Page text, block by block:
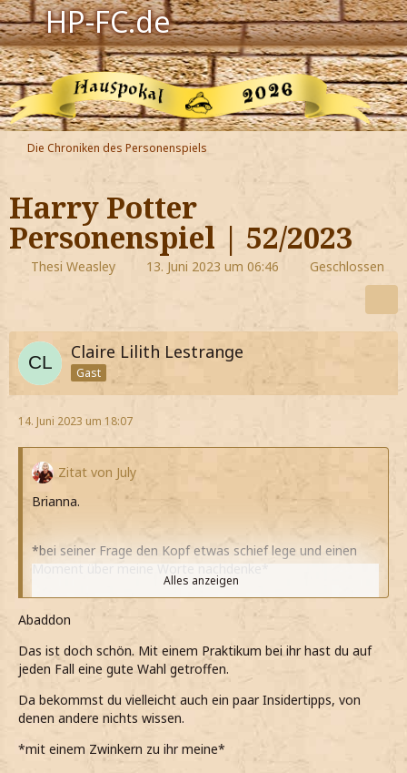
HP-FC.de
Navigation
Harry Potter
Der HP-FC
Hogwarts
Zauberwelt
Willkommen
Jetzt Fanclub-Mitglied werden!
Die Chroniken des Personenspiels
Harry Potter
Personenspiel | 52/2023
Thesi Weasley 13. Juni 2023 um 06:46 Geschlossen
Claire Lilith Lestrange
Gast
14. Juni 2023 um 18:07
Zitat von July
Brianna.
*bei seiner Frage den Kopf etwas schief lege und einen
Moment über meine Worte nachdenke*
Gut. Das Praktikum gefällt mir sehr gut und Madam
Malkins hat ein großes Wissen über Mode und Stoffe.
Aber es ist schon auch sehr anspruchsvoll, vor allem
neben dem Studium.
*ehrlich gestehe, weil während des Semesters kaum Zeit
für etwas anderes hatte*
*leider echt viel dafür auf der Strecke geblieben ist*
Alles anzeigen
Abaddon
Das ist doch schön. Mit einem Praktikum bei ihr hast du auf
jeden Fall eine gute Wahl getroffen.
Da bekommst du vielleicht auch ein paar Insidertipps, von
denen andere nichts wissen.
*mit einem Zwinkern zu ihr meine*